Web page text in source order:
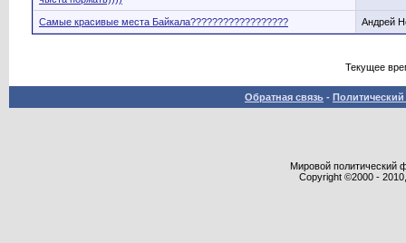
Самые красивые места Байкала?????????????????? Андрей
Текущее
Обратная связь -
Мировой политический
Copyright ©2000 -